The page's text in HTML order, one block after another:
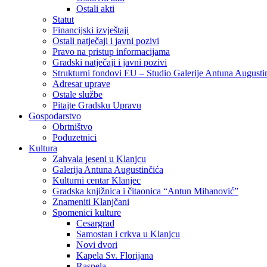
Ostali akti
Statut
Financijski izvještaji
Ostali natječaji i javni pozivi
Pravo na pristup informacijama
Gradski natječaji i javni pozivi
Strukturni fondovi EU – Studio Galerije Antuna
Adresar uprave
Ostale službe
Pitajte Gradsku Upravu
Gospodarstvo
Obrtništvo
Poduzetnici
Kultura
Zahvala jeseni u Klanjcu
Galerija Antuna Augustinčića
Kulturni centar Klanjec
Gradska knjižnica i čitaonica “Antun Mihanović”
Znameniti Klanjčani
Spomenici kulture
Cesargrad
Samostan i crkva u Klanjcu
Novi dvori
Kapela Sv. Florijana